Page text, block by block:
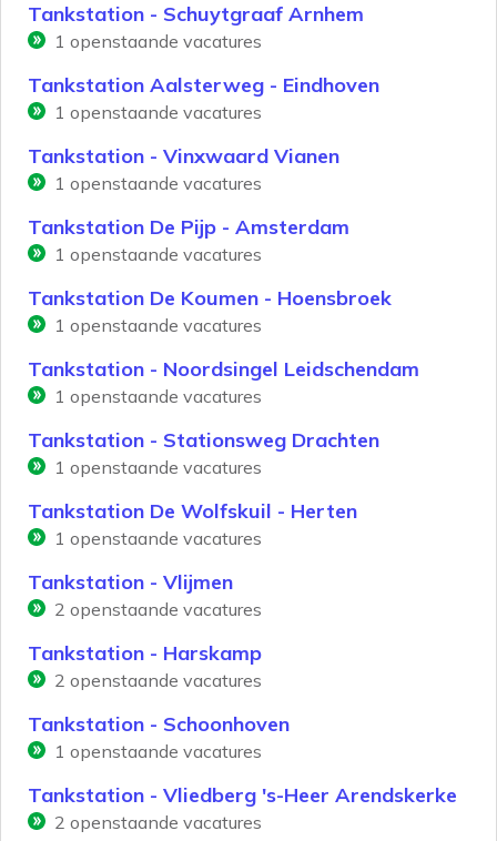
Tankstation - Schuytgraaf Arnhem
1 openstaande vacatures
Tankstation Aalsterweg - Eindhoven
1 openstaande vacatures
Tankstation - Vinxwaard Vianen
1 openstaande vacatures
Tankstation De Pijp - Amsterdam
1 openstaande vacatures
Tankstation De Koumen - Hoensbroek
1 openstaande vacatures
Tankstation - Noordsingel Leidschendam
1 openstaande vacatures
Tankstation - Stationsweg Drachten
1 openstaande vacatures
Tankstation De Wolfskuil - Herten
1 openstaande vacatures
Tankstation - Vlijmen
2 openstaande vacatures
Tankstation - Harskamp
2 openstaande vacatures
Tankstation - Schoonhoven
1 openstaande vacatures
Tankstation - Vliedberg 's-Heer Arendskerke
2 openstaande vacatures